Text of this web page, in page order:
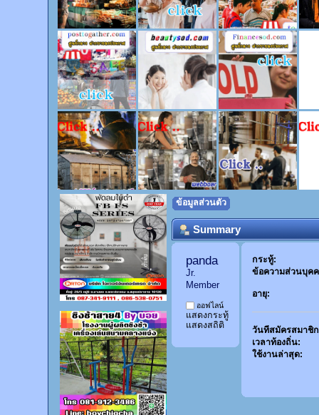
ข้อมูลส่วนตัว
Summary
panda
Jr.
Member
ออฟไลน์
แสดงกระทู้
แสดงสถิติ
กระทู้:
ข้อความส่วนบุค
อายุ:
วันที่สมัครสมาชิ
เวลาท้องถิ่น:
ใช้งานล่าสุด: